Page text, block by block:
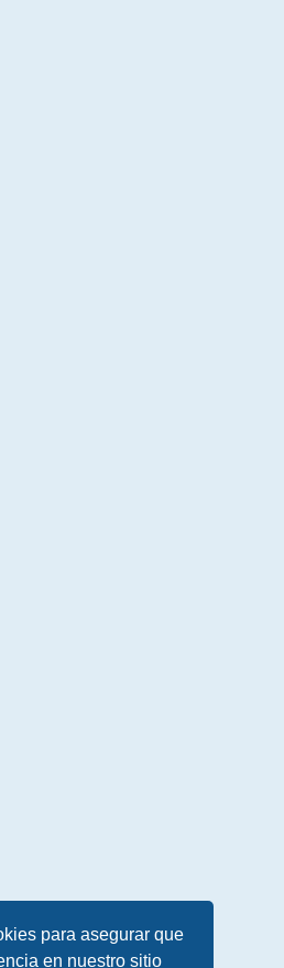
para asegurar que
en nuestro sitio